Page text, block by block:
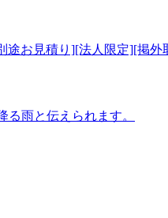
途お見積り][法人限定][掲外
雨と伝えられます。